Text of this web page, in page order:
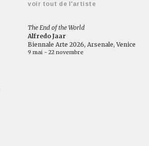
voir tout de l'artiste
The End of the World
Alfredo Jaar
Biennale Arte 2026, Arsenale, Venice
9 mai - 22 novembre